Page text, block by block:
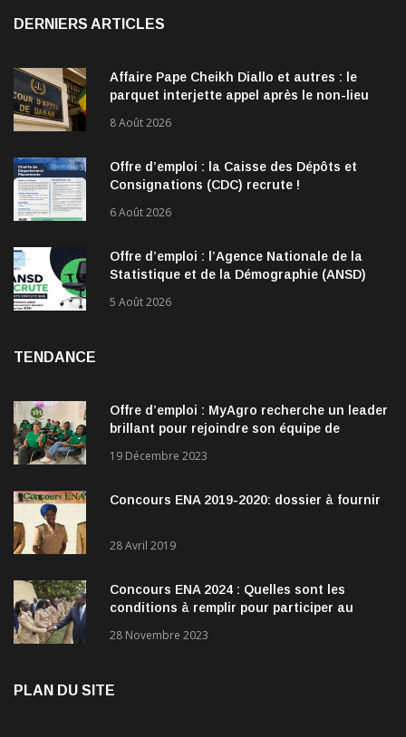
DERNIERS ARTICLES
Affaire Pape Cheikh Diallo et autres : le
parquet interjette appel après le non-lieu
8 Août 2026
Offre d’emploi : la Caisse des Dépôts et
Consignations (CDC) recrute !
6 Août 2026
Offre d’emploi : l’Agence Nationale de la
Statistique et de la Démographie (ANSD)
5 Août 2026
TENDANCE
Offre d’emploi : MyAgro recherche un leader
brillant pour rejoindre son équipe de
19 Décembre 2023
Concours ENA 2019-2020: dossier à fournir
28 Avril 2019
Concours ENA 2024 : Quelles sont les
conditions à remplir pour participer au
28 Novembre 2023
PLAN DU SITE